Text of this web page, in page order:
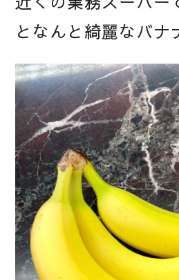
となんと綺麗なバナ